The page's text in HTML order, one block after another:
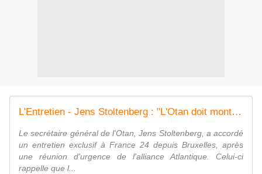
L'Entretien - Jens Stoltenberg : "L'Otan doit montrer à Moscou que nous sommes prêts à défendre nos alliés"
Le secrétaire général de l'Otan, Jens Stoltenberg, a accordé
un entretien exclusif à France 24 depuis Bruxelles, après
une réunion d'urgence de l'alliance Atlantique. Celui-ci
rappelle que l...